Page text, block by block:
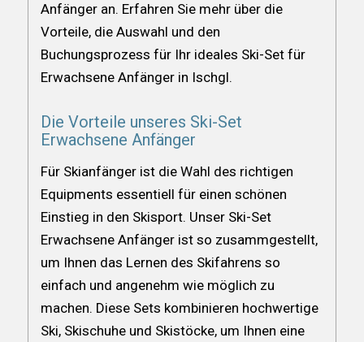
Anfänger an. Erfahren Sie mehr über die
Vorteile, die Auswahl und den
Buchungsprozess für Ihr ideales Ski-Set für
Erwachsene Anfänger in Ischgl.
Die Vorteile unseres Ski-Set
Erwachsene Anfänger
Für Skianfänger ist die Wahl des richtigen
Equipments essentiell für einen schönen
Einstieg in den Skisport. Unser Ski-Set
Erwachsene Anfänger ist so zusammgestellt,
um Ihnen das Lernen des Skifahrens so
einfach und angenehm wie möglich zu
machen. Diese Sets kombinieren hochwertige
Ski, Skischuhe und Skistöcke, um Ihnen eine